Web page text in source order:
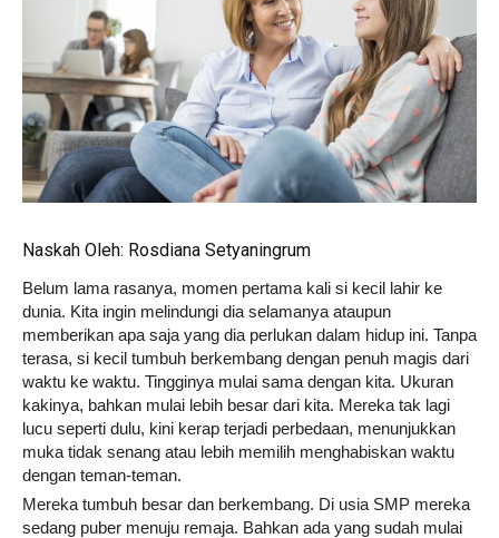
Career
Style
Naskah Oleh: Rosdiana Setyaningrum
Belum lama rasanya, momen pertama kali si kecil lahir ke
dunia. Kita ingin melindungi dia selamanya ataupun
memberikan apa saja yang dia perlukan dalam hidup ini. Tanpa
terasa, si kecil tumbuh berkembang dengan penuh magis dari
waktu ke waktu. Tingginya mulai sama dengan kita. Ukuran
kakinya, bahkan mulai lebih besar dari kita. Mereka tak lagi
lucu seperti dulu, kini kerap terjadi perbedaan, menunjukkan
muka tidak senang atau lebih memilih menghabiskan waktu
dengan teman-teman.
Mereka tumbuh besar dan berkembang. Di usia SMP mereka
sedang puber menuju remaja. Bahkan ada yang sudah mulai